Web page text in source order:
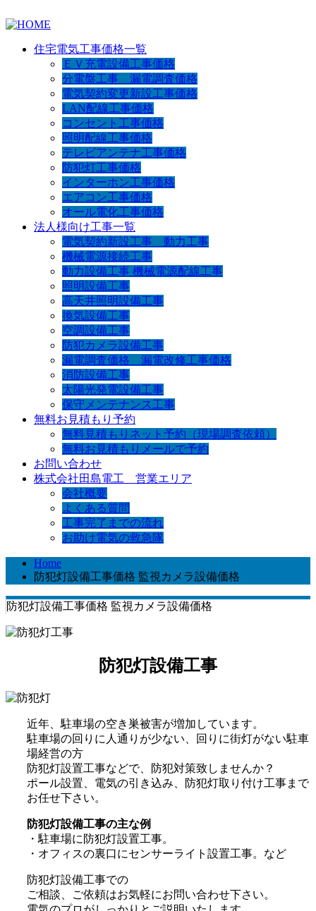
住宅電気工事価格一覧
ＥＶ充電設備工事価格
分電盤工事 漏電調査価格
電気契約変更新設工事価格
LAN配線工事価格
コンセント工事価格
照明配線工事価格
テレビアンテナ工事価格
防犯灯工事価格
インターホン工事価格
エアコン工事価格
オール電化工事価格
法人様向け工事一覧
電気契約新設工事 動力工事
機械電源接続工事
動力設備工事 機械電源配線工事
照明設備工事
高天井照明設備工事
換気設備工事
空調設備工事
防犯カメラ設備工事
漏電調査価格 漏電改修工事価格
消防設備工事
太陽光発電設備工事
保守メンテナンス工事
無料お見積もり予約
無料見積もりネット予約（現場調査依頼）
無料お見積もりメールで予約
お問い合わせ
株式会社田島電工 営業エリア
会社概要
よくある質問
工事完了までの流れ
お助け電気の救急隊
Home
防犯灯設備工事価格 監視カメラ設備価格
防犯灯設備工事価格 監視カメラ設備価格
防犯灯設備工事
近年、駐車場の空き巣被害が増加しています。
駐車場の回りに人通りが少ない、回りに街灯がない駐車
場経営の方
防犯灯設置工事などで、防犯対策致しませんか？
ポール設置、電気の引き込み、防犯灯取り付け工事まで
お任せ下さい。
防犯灯設備工事の主な例
・駐車場に防犯灯設置工事。
・オフィスの裏口にセンサーライト設置工事。など
防犯灯設備工事での
ご相談、ご依頼はお気軽にお問い合わせ下さい。